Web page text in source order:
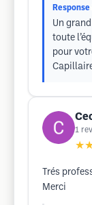
Un
toute
pour
1
Trés
Merci